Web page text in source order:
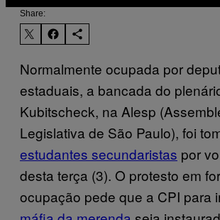
Share:
Normalmente ocupada por
estaduais, a bancada do
Kubitscheck, na Alesp
Legislativa de São Paulo), foi
estudantes secundaristas por
desta terça (3). O protesto em
ocupação pede que a CPI para